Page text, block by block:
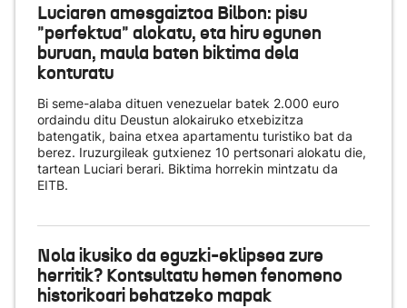
Luciaren amesgaiztoa Bilbon: pisu
"perfektua" alokatu, eta hiru egunen
buruan, maula baten biktima dela
konturatu
Bi seme-alaba dituen venezuelar batek 2.000 euro
ordaindu ditu Deustun alokairuko etxebizitza
batengatik, baina etxea apartamentu turistiko bat da
berez. Iruzurgileak gutxienez 10 pertsonari alokatu die,
tartean Luciari berari. Biktima horrekin mintzatu da
EITB.
Nola ikusiko da eguzki-eklipsea zure
herritik? Kontsultatu hemen fenomeno
historikoari behatzeko mapak